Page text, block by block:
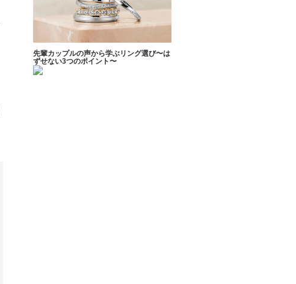
先輩カップルの声から学ぶリング選び〜は
ずせない3つのポイント〜